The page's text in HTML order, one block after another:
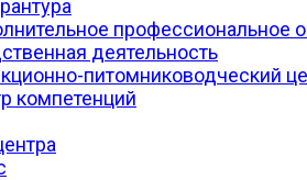
профессиональное
деятельность
питомниководческий
компетенций